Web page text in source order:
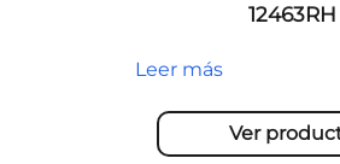
12463RH
Leer más
Ver